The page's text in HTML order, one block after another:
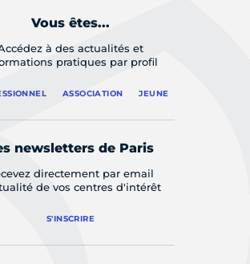
Vous êtes...
à des actualités et
pratiques par profil
ASSOCIATION JEUNE
newsletters de Paris
directement par email
de vos centres d'intérêt
S'INSCRIRE